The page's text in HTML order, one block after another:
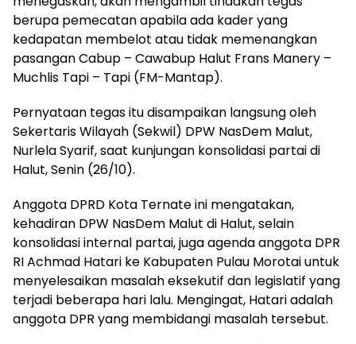
berupa pemecatan apabila ada kader yang
kedapatan membelot atau tidak memenangkan
pasangan Cabup – Cawabup Halut Frans Manery –
Muchlis Tapi – Tapi (FM-Mantap).
Pernyataan tegas itu disampaikan langsung oleh
Sekertaris Wilayah (Sekwil) DPW NasDem Malut,
Nurlela Syarif, saat kunjungan konsolidasi partai di
Halut, Senin (26/10).
Anggota DPRD Kota Ternate ini mengatakan,
kehadiran DPW NasDem Malut di Halut, selain
konsolidasi internal partai, juga agenda anggota DPR
RI Achmad Hatari ke Kabupaten Pulau Morotai untuk
menyelesaikan masalah eksekutif dan legislatif yang
terjadi beberapa hari lalu. Mengingat, Hatari adalah
anggota DPR yang membidangi masalah tersebut.